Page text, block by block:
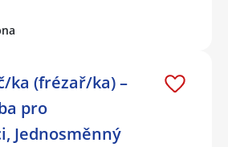
ka (frézař/ka) –
pro
Jednosměnný